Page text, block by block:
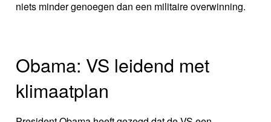
niets minder genoegen dan een militaire overwinning.
Obama: VS leidend met
klimaatplan